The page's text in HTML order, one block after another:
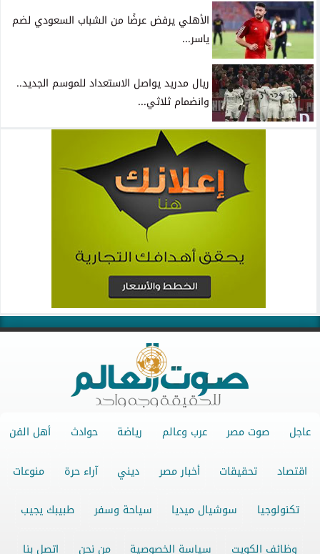
الأهلي يرفض عرضًا من الشباب السعودي لضم
ياسر...
ريال مدريد يواصل الاستعداد للموسم الجديد..
وانضمام ثلاثي...
عاجل صوت مصر عرب وعالم رياضة حوادث أهل الفن
اقتصاد تحقيقات أخبار مصر ديني آراء حرة منوعات
تكنولوجيا سوشيال ميديا سياحة وسفر طبيبك يجيب
وظائف الكويت سياسة الخصوصية من نحن اتصل بنا